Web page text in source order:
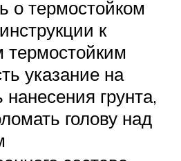
о термостойком
к
термостойким
указание на
грунта,
голову над